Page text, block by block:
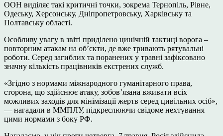
ООН виділяє такі критичні точки, зокрема Тернопіль, Рівне,
Одеську, Херсонську, Дніпропетровську, Харківську та
Полтавську області.
Особливу увагу в звіті приділено цинічній тактиці ворога –
повторним атакам на об’єкти, де вже тривають рятувальні
роботи. Серед загиблих та поранених у травні зафіксовано
значну кількість працівників екстрених служб.
«Згідно з нормами міжнародного гуманітарного права,
сторона, що здійснює атаку, зобов’язана вживати всіх
можливих заходів для мінімізації жертв серед цивільних осіб»,
— нагадали в ММПЛУ, підкреслюючи свідоме нехтування
цими нормами з боку РФ.